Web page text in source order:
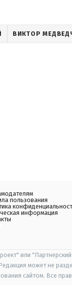
ВИКТОР
пользования
информация
или
может не
сайтом. Все